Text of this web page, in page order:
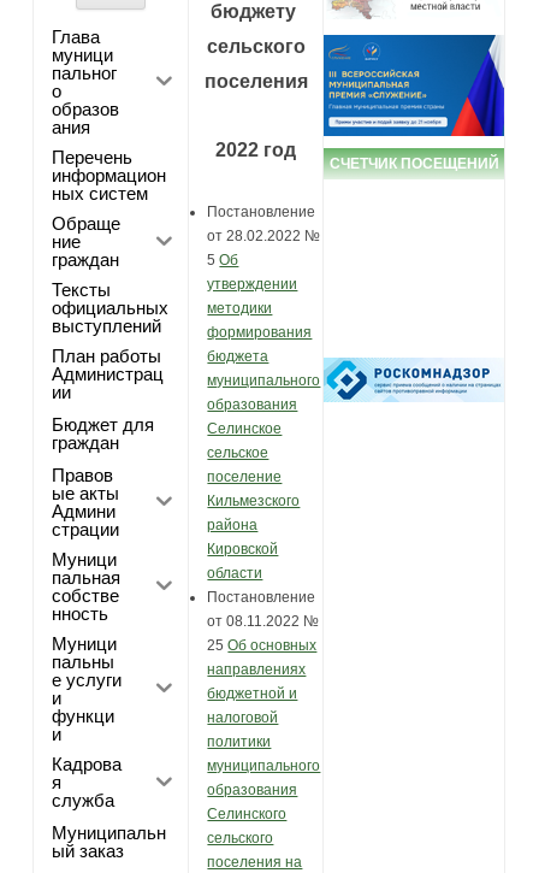
Глава
муници
пальног
о
образов
ания
Перечень
информацион
ных систем
Обраще
ние
граждан
Тексты
официальных
выступлений
План работы
Администрац
ии
Бюджет для
граждан
Правов
ые акты
Админи
страции
Муници
пальная
собстве
нность
Муници
пальны
е услуги
и
функци
и
Кадрова
я
служба
Муниципальн
ый заказ
бюджету
сельского
поселения
2022 год
Постановление
от 28.02.2022 №
5Об
утверждении
методики
формирования
бюджета
муниципального
образования
Селинское
сельское
поселение
Кильмезского
района
Кировской
области
Постановление
от 08.11.2022 №
25Об основных
направлениях
бюджетной и
налоговой
политики
муниципального
образования
Селинского
сельского
поселения на
СЧЕТЧИК ПОСЕЩЕНИЙ